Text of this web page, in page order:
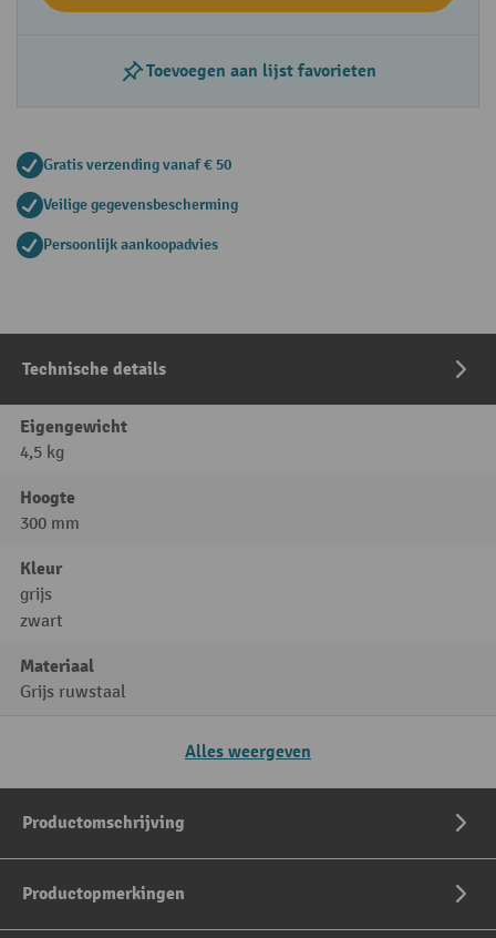
Toevoegen aan lijst favorieten
Gratis verzending vanaf € 50
Veilige gegevensbescherming
Persoonlijk aankoopadvies
Technische details
Eigengewicht
4,5 kg
Hoogte
300 mm
Kleur
grijs
zwart
Materiaal
Grijs ruwstaal
Alles weergeven
Productomschrijving
Productopmerkingen